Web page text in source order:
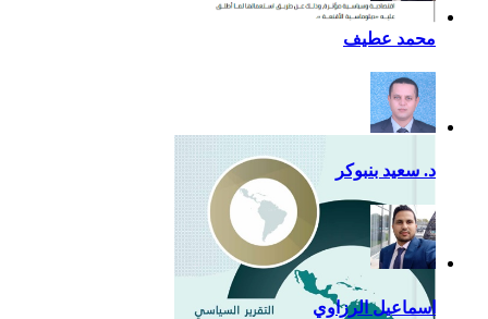
إضافية لدعم القوة الناعمة
للصين في أمريكا اللاتينية
محمد عطيف
د. سعيد بنبوكر
اسماعيل الرزاوي